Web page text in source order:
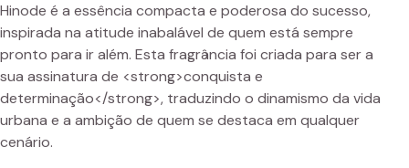
Hinode é a essência compacta e poderosa do sucesso,
inspirada na atitude inabalável de quem está sempre
pronto para ir além. Esta fragrância foi criada para ser a
sua assinatura de <strong>conquista e
determinação</strong>, traduzindo o dinamismo da vida
urbana e a ambição de quem se destaca em qualquer
cenário.